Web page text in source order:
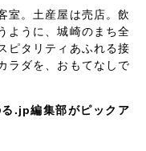
室。土産屋は売店。飲
ように、城崎のまち全
ピタリティあふれる接
ラダを、おもてなしで
.jp編集部がピックア